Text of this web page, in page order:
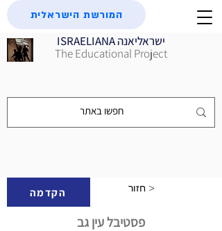
ISRAELIANA ישראליאנה
The Educational Project
המורשת הישראלית
הקדמה חזור >
פסטיבל עין גב